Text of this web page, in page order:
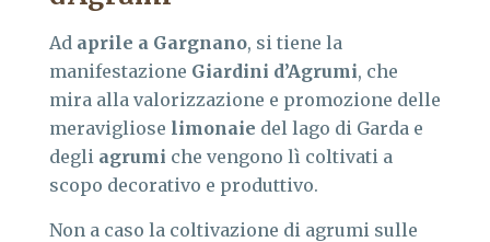
Ad aprile a Gargnano, si tiene la
manifestazione Giardini d’Agrumi, che
mira alla valorizzazione e promozione delle
meravigliose limonaie del lago di Garda e
degli agrumi che vengono lì coltivati a
scopo decorativo e produttivo.
Non a caso la coltivazione di agrumi sulle